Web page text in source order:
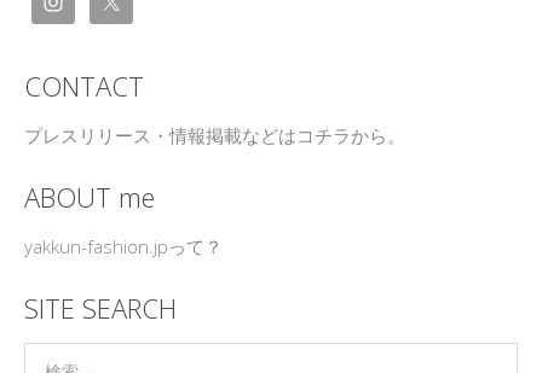
CONTACT
プレスリリース・情報掲載などはコチラから。
ABOUT me
yakkun-fashion.jpって？
SITE SEARCH